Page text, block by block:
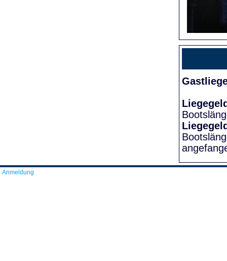
Anmeldung